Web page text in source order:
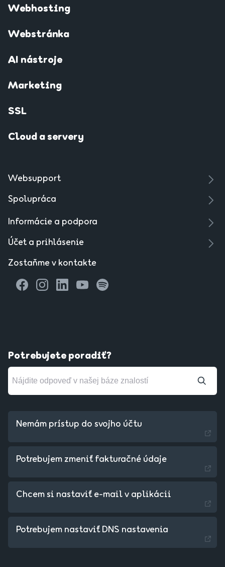
Webhosting
Webstránka
AI nástroje
Marketing
SSL
Cloud a servery
Websupport
Spolupráca
Informácie a podpora
Účet a prihlásenie
Zostaňme v kontakte
Potrebujete poradiť?
Nemám prístup do svojho účtu
Potrebujem zmeniť fakturačné údaje
Chcem si nastaviť e-mail v aplikácii
Potrebujem nastaviť DNS nastavenia